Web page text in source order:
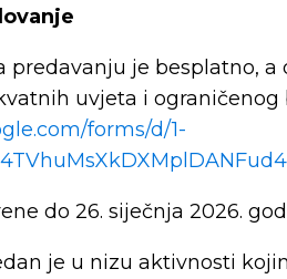
predavanju je besplatno,
uvjeta i
forms/d/1-
do 26. siječnja 2026.
je u nizu aktivnosti